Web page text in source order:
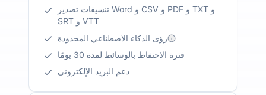
تنسيقات تصدير Word و CSV و PDF و TXT و
SRT و VTT
رؤى الذكاء الاصطناعي المحدودة
فترة الاحتفاظ بالوسائط لمدة 30 يومًا
دعم البريد الإلكتروني